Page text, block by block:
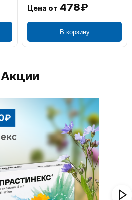
Цена от 478₽
В корзину
Акции